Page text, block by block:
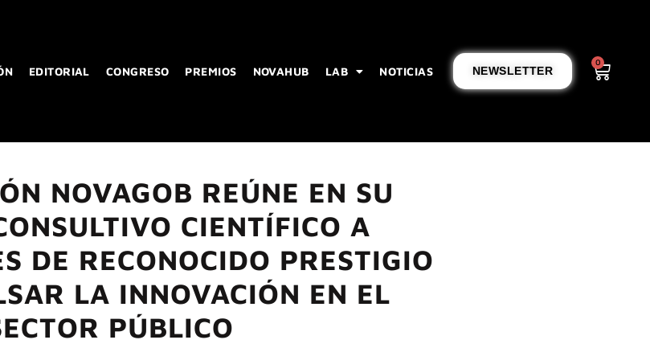
EDITORIAL CONGRESO PREMIOS NOVAHUB LAB NOTICIAS NEWSLETTER
0
NOVAGOB REÚNE EN SU
CIENTÍFICO A
DE RECONOCIDO PRESTIGIO
LA INNOVACIÓN EN EL
PÚBLICO